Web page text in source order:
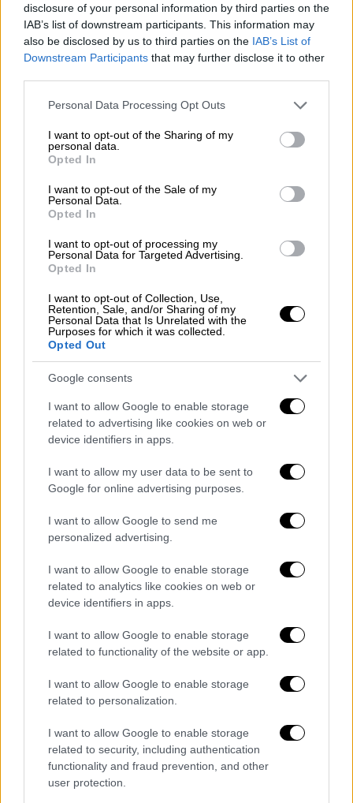
disclosure of your personal information by third parties on the
IAB’s list of downstream participants. This information may
also be disclosed by us to third parties on the IAB’s List of
Downstream Participants that may further disclose it to other
Please note that this website/app uses one or more Google
not limited to your visit or usage behaviour. You may click to
grant or deny consent to Google and its third-party tags to
use your data for below specified purposes in below Google
consent section.
Personal Data Processing Opt Outs
I want to opt-out of the Sharing of my
personal data.
Opted In
I want to opt-out of the Sale of my
Personal Data.
Opted In
I want to opt-out of processing my
Personal Data for Targeted Advertising.
Opted In
I want to opt-out of Collection, Use,
Retention, Sale, and/or Sharing of my
Personal Data that Is Unrelated with the
Purposes for which it was collected.
Opted Out
Google consents
I want to allow Google to enable storage
related to advertising like cookies on web or
device identifiers in apps.
I want to allow my user data to be sent to
Google for online advertising purposes.
I want to allow Google to send me
personalized advertising.
I want to allow Google to enable storage
related to analytics like cookies on web or
device identifiers in apps.
I want to allow Google to enable storage
related to functionality of the website or app.
I want to allow Google to enable storage
related to personalization.
I want to allow Google to enable storage
related to security, including authentication
functionality and fraud prevention, and other
user protection.
Ο υπουργός Υγείας διευκρίνισε πως ειδικώς
για την Παραμονή Πρωτοχρονιάς, το ωράριο
λειτουργίας των καταστημάτων εστίασης
παίρνει παράταση για δυο ακόμα ώρες, μέχρι
τις 02:00 δηλαδή, ωστόσο όμως θα ισχύουν
καθήμενους, τις αποστάσεις, τα τραπέζια
των 6 ατόμων και την απαγόρευση της
μουσικής.
Ελλάδα|29.12.2021 15:38
καφέ, μπαρ, εστιατόρια και κέντρα
διασκέδασης
Ελλάδα|29.12.2021 15:16
Πρωτοχρονιά στο mute: Τέλος η
μουσική σε διασκέδαση και εστίαση -
Σε ισχύ νέα αυστηρότερα μέτρα από
Τεστ πριν το γιορτινό τραπέζι
Σε σχέση με τα τραπέζια που θα γίνουν την
Πρωτοχρονιά, ο υπουργός Υγείας, ζήτησε
αισθάνονται ότι μπορεί να έχουν νοσήσει και
έχουν έρθει σε στενή επαφή με κρούσμα, να
μη δουν τους δικούς τους. Παράλληλα,
απαγορεύονται τα πάρτι για να αποφευχθεί η